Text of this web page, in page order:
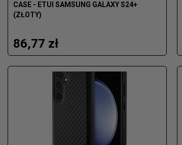
CASE - ETUI SAMSUNG GALAXY S24+
(ZŁOTY)
86,77 zł